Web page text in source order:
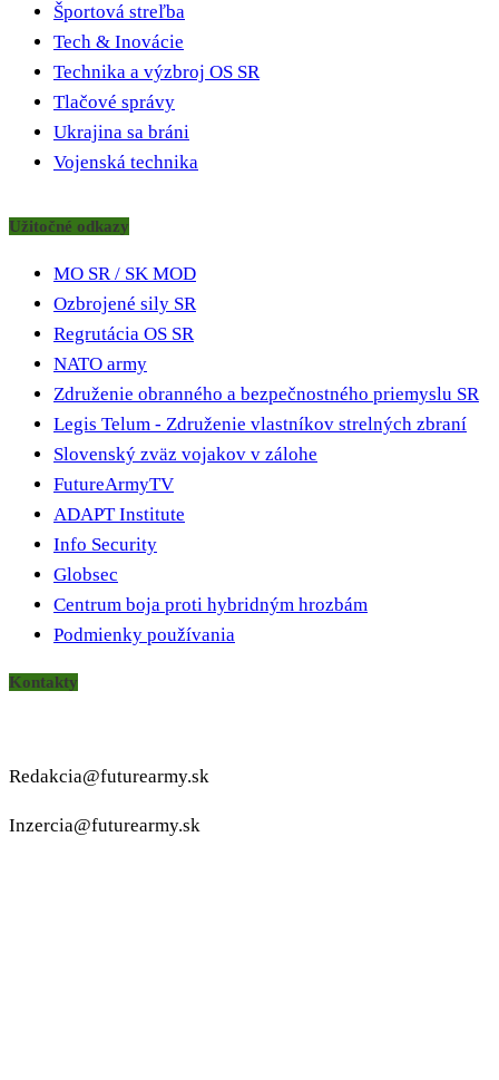
Športová streľba
Tech & Inovácie
Technika a výzbroj OS SR
Tlačové správy
Ukrajina sa bráni
Vojenská technika
Užitočné odkazy
MO SR / SK MOD
Ozbrojené sily SR
Regrutácia OS SR
NATO army
Združenie obranného a bezpečnostného priemyslu SR
Legis Telum - Združenie vlastníkov strelných zbraní
Slovenský zväz vojakov v zálohe
FutureArmyTV
ADAPT Institute
Info Security
Globsec
Centrum boja proti hybridným hrozbám
Podmienky používania
Kontakty
Redakcia@futurearmy.sk
Inzercia@futurearmy.sk